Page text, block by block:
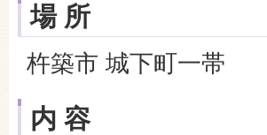
場 所
杵築市 城下町一帯
内 容